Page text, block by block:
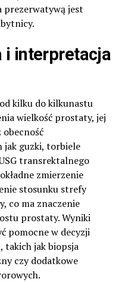
prezerwatywą jest
i interpretacja
kilku do kilkunastu
wielkość prostaty, jej
jak guzki, torbiele
transrektalnego
zmierzenie
stosunku strefy
co ma znaczenie
prostaty. Wyniki
pomocne w decyzji
takich jak biopsja
czy dodatkowe